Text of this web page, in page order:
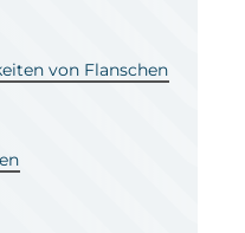
von Flanschen